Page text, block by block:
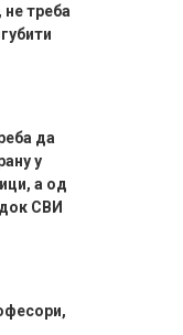
треба
да
у
а од
СВИ